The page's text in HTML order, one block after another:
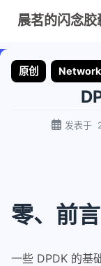
晨茗的闪念胶
原创
发表于
零、前言
一些 DPDK 的基